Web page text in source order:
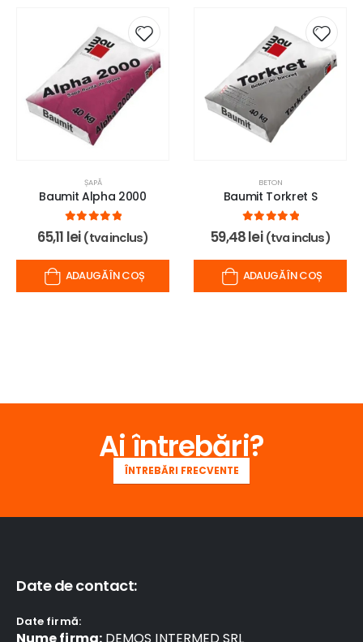
ȘAPĂ
Baumit Alpha 2000
0 out of 5
65,11 lei (tva inclus)
ADAUGĂ ÎN COȘ
BETON
Baumit Torkret S
0out of 5
59,48lei (tva inclus)
ADAUGĂ ÎN COȘ
Ai întrebări?
ÎNTREBĂRI FRECVENTE
Date de contact:
Date firmă:
Nume firma:DEMOS INTERMED SRL